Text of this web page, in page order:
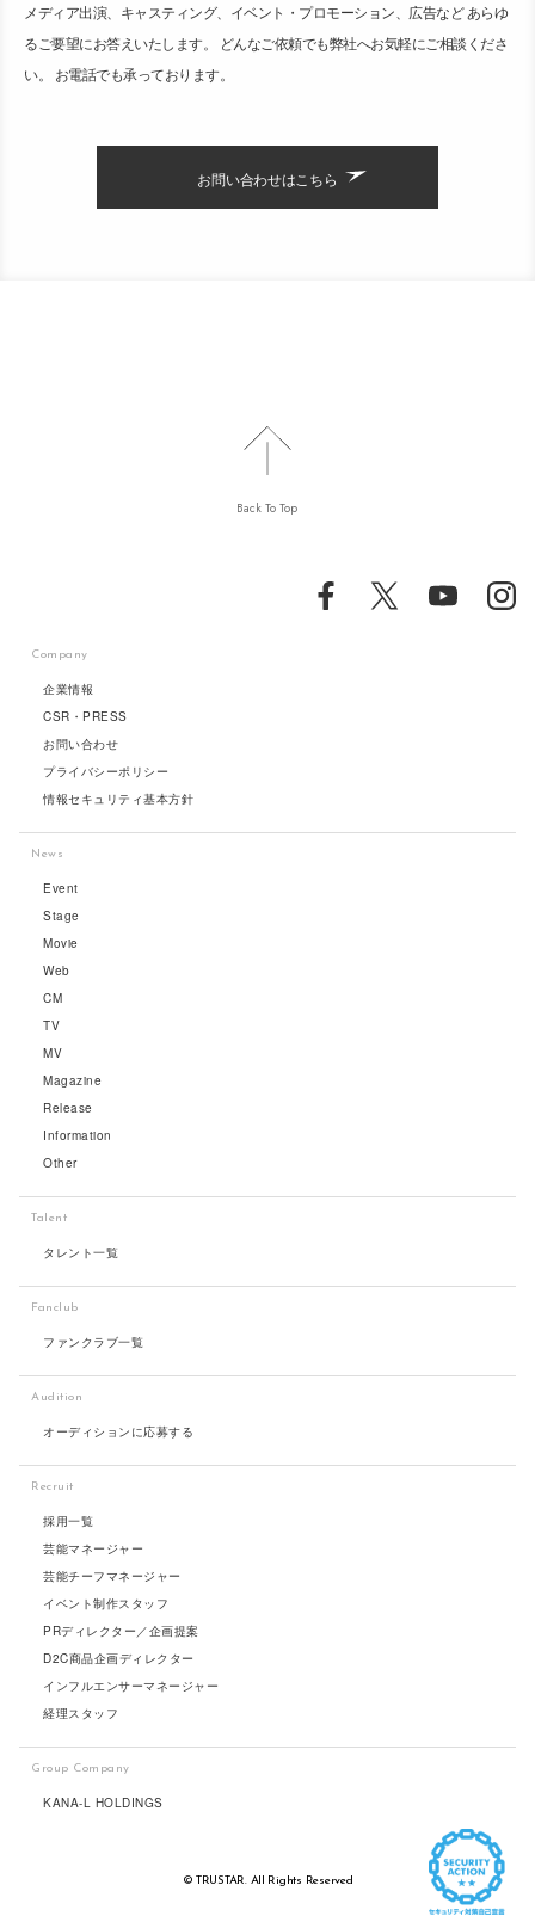
メディア出演、キャスティング、イベント・プロモーション、広告など あらゆ
るご要望にお答えいたします。 どんなご依頼でも弊社へお気軽にご相談くださ
い。 お電話でも承っております。
お問い合わせはこちら
Back To Top
Company
企業情報
CSR・PRESS
お問い合わせ
プライバシーポリシー
情報セキュリティ基本方針
News
Event
Stage
Movie
Web
CM
TV
MV
Magazine
Release
Information
Other
Talent
タレント一覧
Fanclub
ファンクラブ一覧
Audition
オーディションに応募する
Recruit
採用一覧
芸能マネージャー
芸能チーフマネージャー
イベント制作スタッフ
PRディレクター／企画提案
D2C商品企画ディレクター
インフルエンサーマネージャー
経理スタッフ
Group Company
KANA-L HOLDINGS
© TRUSTAR. All Rights Reserved